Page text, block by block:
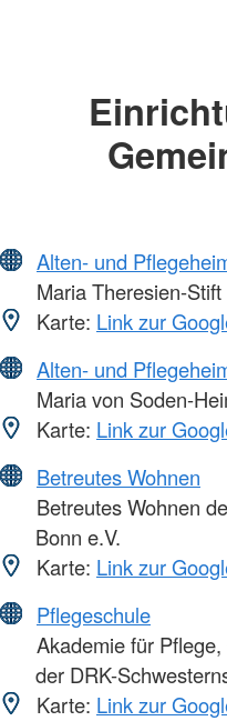
Alten- und
Maria Theresien-Stift
Karte: Link zur
Alten- und
Maria von Soden-
Karte: Link zur
Betreutes Wohnen
Betreutes Wohnen
Bonn e.V.
Karte: Link zur
Pflegeschule
Akademie für
der DRK-
Karte: Link zur